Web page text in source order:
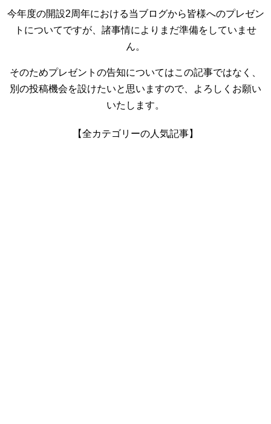
今年度の開設2周年における当ブログから皆様へのプレゼン
トについてですが、諸事情によりまだ準備をしていませ
ん。
そのためプレゼントの告知についてはこの記事ではなく、
別の投稿機会を設けたいと思いますので、よろしくお願い
いたします。
【全カテゴリーの人気記事】